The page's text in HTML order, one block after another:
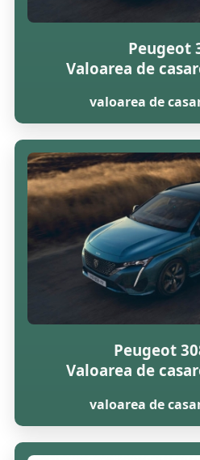
Peugeot
Valoarea de
valoarea de
Peugeot
Valoarea de
valoarea de